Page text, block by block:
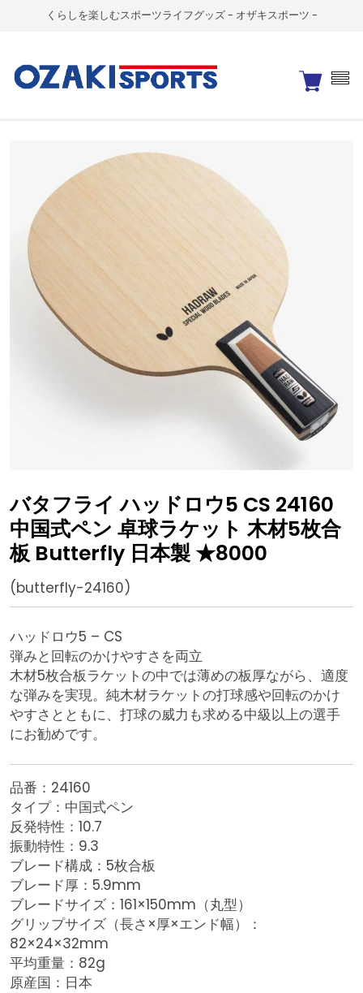
くらしを楽しむスポーツライフグッズ - オザキスポーツ -
バタフライ ハッドロウ5 CS 24160
中国式ペン 卓球ラケット 木材5枚合
板 Butterfly 日本製 ★8000
(butterfly-24160)
ハッドロウ5 – CS
弾みと回転のかけやすさを両立
木材5枚合板ラケットの中では薄めの板厚ながら、適度
な弾みを実現。純木材ラケットの打球感や回転のかけ
やすさとともに、打球の威力も求める中級以上の選手
にお勧めです。
品番：24160
タイプ：中国式ペン
反発特性：10.7
振動特性：9.3
ブレード構成：5枚合板
ブレード厚：5.9mm
ブレードサイズ：161×150mm（丸型）
グリップサイズ（長さ×厚×エンド幅）：
82×24×32mm
平均重量：82g
原産国：日本